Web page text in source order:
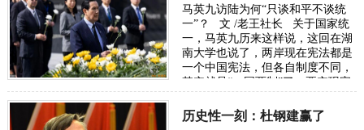
时间：2023-04-16
马英九访陆为何“只谈和平不谈统
一”？ 文 /老王社长 关于国家统
一，马英九历来这样说，这回在湖
南大学也说了，两岸现在宪法都是
一个中国宪法，但各自制度不同，
其实就是“一国两制”了。要实现完
时间：
历史性一刻：杜钢建赢了